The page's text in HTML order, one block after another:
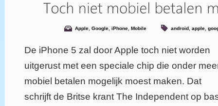
Apple Google iPhone Mobile android apple
De iPhone 5 zal door Apple toch niet worden
uitgerust met een speciale chip die onder
mobiel betalen mogelijk moest maken. Dat
schrijft de Britse krant The Independent op